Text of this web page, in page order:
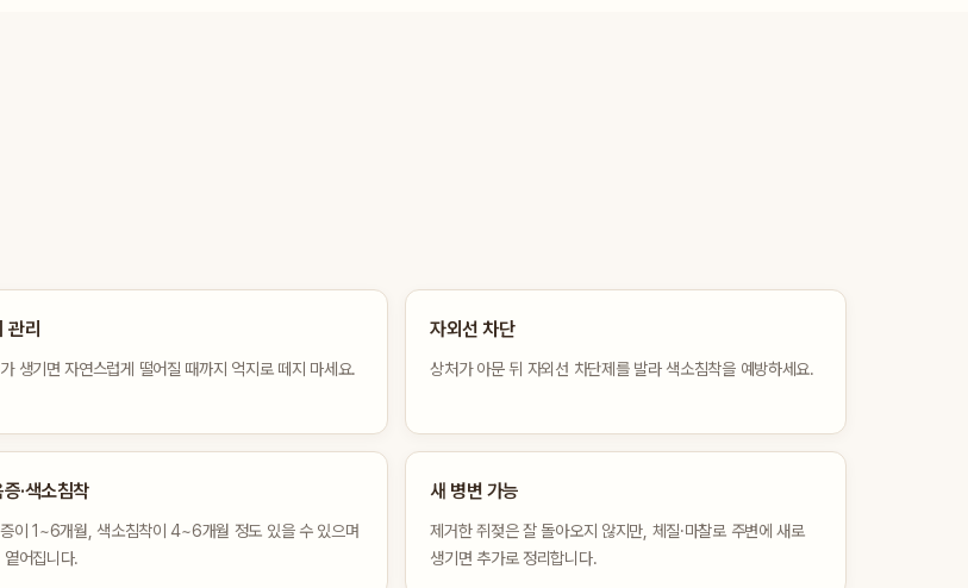
관리
생기면 자연스럽게 떨어질 때까지 억지로 떼지 마세요.
자외선 차단
상처가 아문 뒤 자외선 차단제를 발라 색소침착을 예방하세요.
·색소침착
이 1~6개월, 색소침착이 4~6개월 정도 있을 수 있으며
옅어집니다.
새 병변 가능
제거한 쥐젖은 잘 돌아오지 않지만, 체질·마찰로 주변에 새로
생기면 추가로 정리합니다.